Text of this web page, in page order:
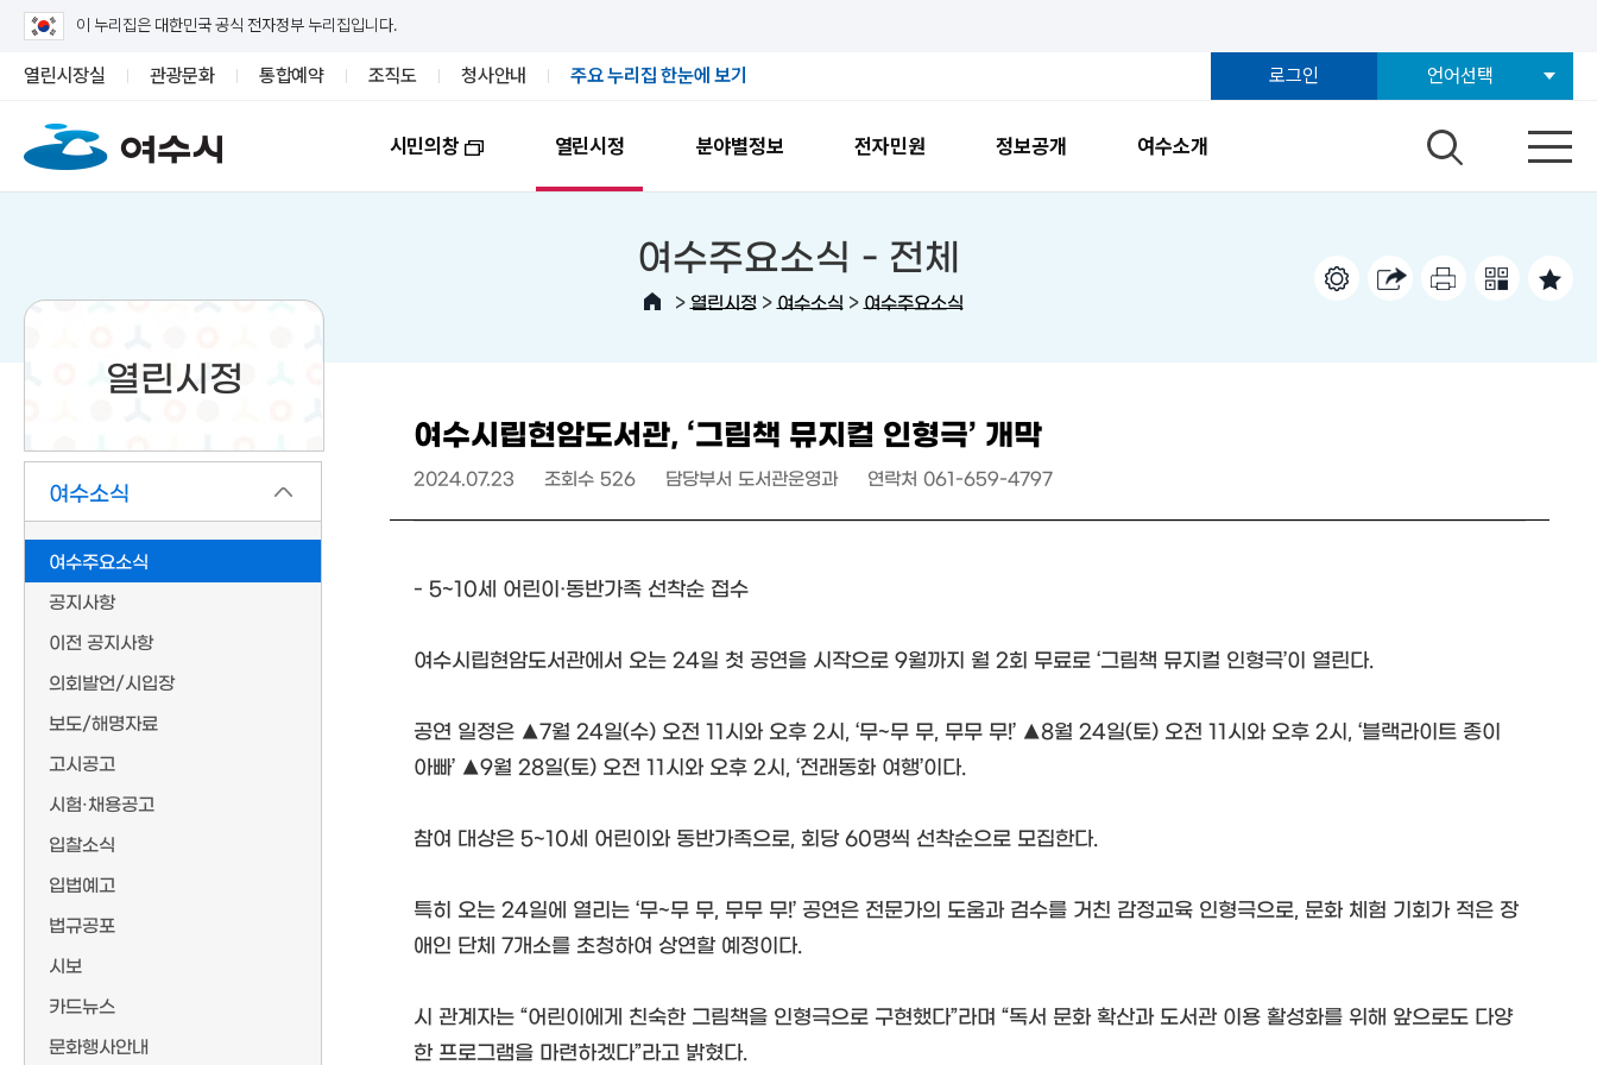
이 누리집은 대한민국 공식 전자정부 누리집입니다.
열린시장실 관광문화 통합예약 조직도 청사안내 주요 누리집 한눈에 보기 로그인 언어선택
시민의창 열린시정 분야별정보 전자민원 정보공개 여수소개
열린시정
여수소식
여수주요소식
공지사항
이전 공지사항
의회발언/시입장
보도/해명자료
고시공고
시험·채용공고
입찰소식
입법예고
법규공포
시보
카드뉴스
문화행사안내
여수주요소식 - 전체
> 열린시정 > 여수소식 > 여수주요소식
여수시립현암도서관, ‘그림책 뮤지컬 인형극’ 개막
2024.07.23 조회수 526 담당부서 도서관운영과 연락처 061-659-4797
- 5~10세 어린이·동반가족 선착순 접수
여수시립현암도서관에서 오는 24일 첫 공연을 시작으로 9월까지 월 2회 무료로 ‘그림책 뮤지컬 인형극’이 열린다.
공연 일정은 ▲7월 24일(수) 오전 11시와 오후 2시, ‘무~무 무, 무무 무!’ ▲8월 24일(토) 오전 11시와 오후 2시, ‘블랙라이트 종이
아빠’ ▲9월 28일(토) 오전 11시와 오후 2시, ‘전래동화 여행’이다.
참여 대상은 5~10세 어린이와 동반가족으로, 회당 60명씩 선착순으로 모집한다.
특히 오는 24일에 열리는 ‘무~무 무, 무무 무!’ 공연은 전문가의 도움과 검수를 거친 감정교육 인형극으로, 문화 체험 기회가 적은 장
애인 단체 7개소를 초청하여 상연할 예정이다.
시 관계자는 “어린이에게 친숙한 그림책을 인형극으로 구현했다”라며 “독서 문화 확산과 도서관 이용 활성화를 위해 앞으로도 다양
한 프로그램을 마련하겠다”라고 밝혔다.